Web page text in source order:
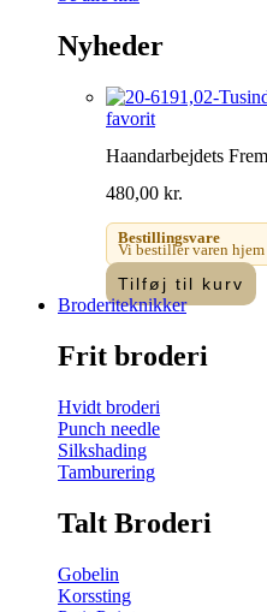
Nyheder
favorit
Haandarbejdets
480,00 kr.
Bestillingsvare
Vi bestiller varen
Tilføj til kurv
Broderiteknikker
Frit broderi
Hvidt broderi
Punch needle
Silkshading
Tamburering
Talt Broderi
Gobelin
Korssting